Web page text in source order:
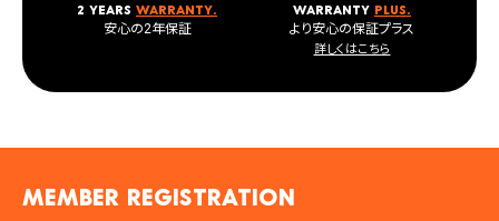
2 years warranty.
安心の2年保証
warranty plus.
より安心の保証プラス
詳しくはこちら
MEMBER registration